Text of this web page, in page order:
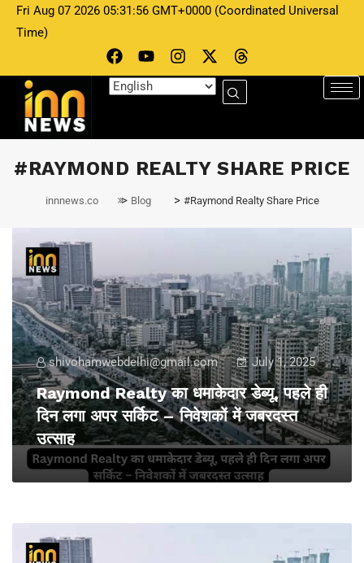
Fri Aug 07 2026 05:31:56 GMT+0000 (Coordinated Universal
Time)
#RAYMOND REALTY SHARE PRICE
innnews.co > Blog > #Raymond Realty Share Price
shivohamwebdelhi@gmail.com July 1, 2025
Raymond Realty का धमाकेदार डेब्यू, पहले ही
दिन लगा अपर सर्किट – निवेशकों में जबरदस्त
उत्साह